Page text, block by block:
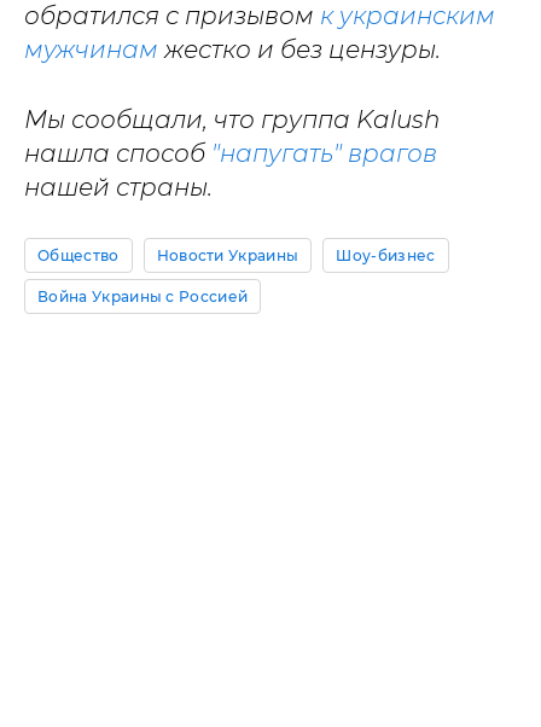
обратился с призывом к украинским
мужчинам жестко и без цензуры.
Мы сообщали, что группа Kalush
нашла способ "напугать" врагов
нашей страны.
Общество Новости Украины Шоу-бизнес
Война Украины с Россией